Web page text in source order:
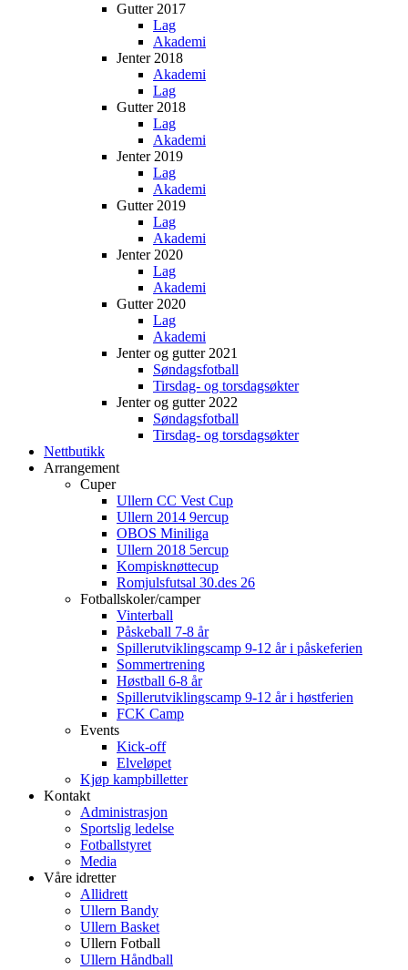
Gutter 2017
Lag
Akademi
Jenter 2018
Akademi
Lag
Gutter 2018
Lag
Akademi
Jenter 2019
Lag
Akademi
Gutter 2019
Lag
Akademi
Jenter 2020
Lag
Akademi
Gutter 2020
Lag
Akademi
Jenter og gutter 2021
Søndagsfotball
Tirsdag- og torsdagsøkter
Jenter og gutter 2022
Søndagsfotball
Tirsdag- og torsdagsøkter
Nettbutikk
Arrangement
Cuper
Ullern CC Vest Cup
Ullern 2014 9ercup
OBOS Miniliga
Ullern 2018 5ercup
Kompisknøttecup
Romjulsfutsal 30.des 26
Fotballskoler/camper
Vinterball
Påskeball 7-8 år
Spillerutviklingscamp 9-12 år i påskeferien
Sommertrening
Høstball 6-8 år
Spillerutviklingscamp 9-12 år i høstferien
FCK Camp
Events
Kick-off
Elveløpet
Kjøp kampbilletter
Kontakt
Administrasjon
Sportslig ledelse
Fotballstyret
Media
Våre idretter
Allidrett
Ullern Bandy
Ullern Basket
Ullern Fotball
Ullern Håndball